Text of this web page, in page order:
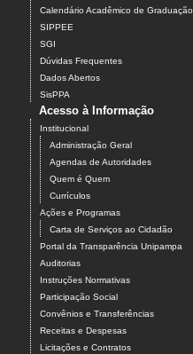
Calendário Acadêmico de Graduação
SIPPEE
SGI
Dúvidas Frequentes
Dados Abertos
SisPPA
Acesso à Informação
Institucional
Administração Geral
Agendas de Autoridades
Quem é Quem
Currículos
Ações e Programas
Carta de Serviços ao Cidadão
Portal da Transparência Unipampa
Auditorias
Instruções Normativas
Participação Social
Convênios e Transferências
Receitas e Despesas
Licitações e Contratos